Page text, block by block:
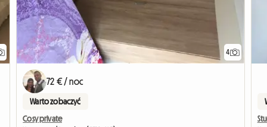
4
72 € / noc
Warto zobaczyć
Cosy private